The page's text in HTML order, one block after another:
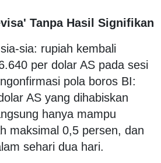
Tanpa Hasil Signifikan
sia: rupiah kembali
per dolar AS pada sesi
pola boros BI:
AS yang dihabiskan
hanya mampu
maksimal 0,5 persen, dan
sehari dua hari.